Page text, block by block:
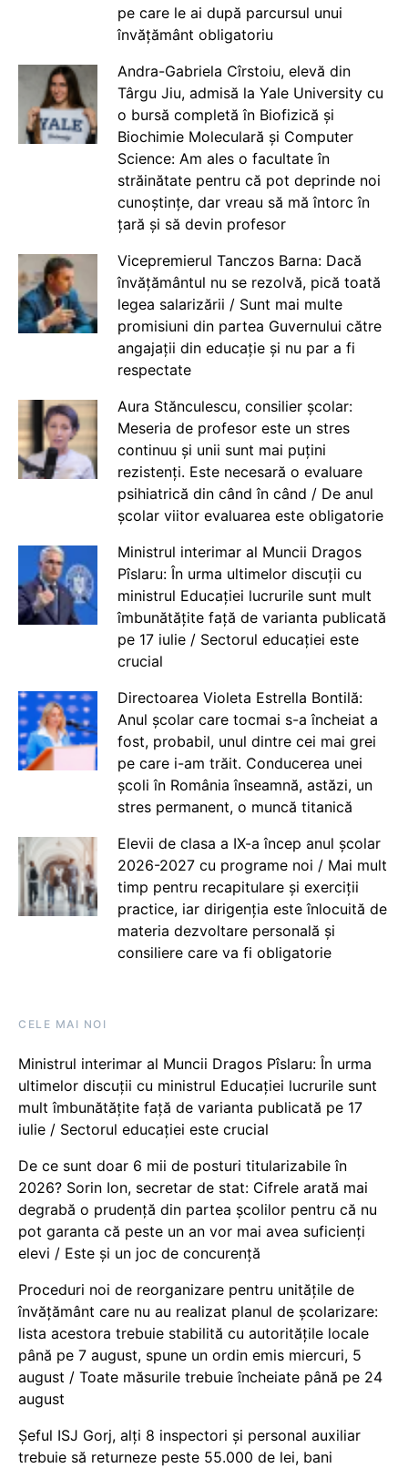
pe care le ai după parcursul unui
învățământ obligatoriu
Andra-Gabriela Cîrstoiu, elevă din
Târgu Jiu, admisă la Yale University cu
o bursă completă în Biofizică și
Biochimie Moleculară și Computer
Science: Am ales o facultate în
străinătate pentru că pot deprinde noi
cunoștințe, dar vreau să mă întorc în
țară și să devin profesor
Vicepremierul Tanczos Barna: Dacă
învățământul nu se rezolvă, pică toată
legea salarizării / Sunt mai multe
promisiuni din partea Guvernului către
angajații din educație și nu par a fi
respectate
Aura Stănculescu, consilier școlar:
Meseria de profesor este un stres
continuu și unii sunt mai puțini
rezistenți. Este necesară o evaluare
psihiatrică din când în când / De anul
școlar viitor evaluarea este obligatorie
Ministrul interimar al Muncii Dragos
Pîslaru: În urma ultimelor discuții cu
ministrul Educației lucrurile sunt mult
îmbunătățite față de varianta publicată
pe 17 iulie / Sectorul educației este
crucial
Directoarea Violeta Estrella Bontilă:
Anul școlar care tocmai s-a încheiat a
fost, probabil, unul dintre cei mai grei
pe care i-am trăit. Conducerea unei
școli în România înseamnă, astăzi, un
stres permanent, o muncă titanică
Elevii de clasa a IX-a încep anul școlar
2026-2027 cu programe noi / Mai mult
timp pentru recapitulare și exerciții
practice, iar dirigenția este înlocuită de
materia dezvoltare personală și
consiliere care va fi obligatorie
CELE MAI NOI
Ministrul interimar al Muncii Dragos Pîslaru: În urma
ultimelor discuții cu ministrul Educației lucrurile sunt
mult îmbunătățite față de varianta publicată pe 17
iulie / Sectorul educației este crucial
De ce sunt doar 6 mii de posturi titularizabile în
2026? Sorin Ion, secretar de stat: Cifrele arată mai
degrabă o prudență din partea școlilor pentru că nu
pot garanta că peste un an vor mai avea suficienți
elevi / Este și un joc de concurență
Proceduri noi de reorganizare pentru unitățile de
învățământ care nu au realizat planul de școlarizare:
lista acestora trebuie stabilită cu autoritățile locale
până pe 7 august, spune un ordin emis miercuri, 5
august / Toate măsurile trebuie încheiate până pe 24
august
Șeful ISJ Gorj, alți 8 inspectori și personal auxiliar
trebuie să returneze peste 55.000 de lei, bani